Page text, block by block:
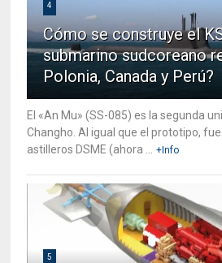
4
Cómo se construye el
submarino sudcoreano
Polonia, Canada y Perú?
El «An Mu» (SS-085) es la segunda
Changho. Al igual que el prototipo,
astilleros DSME (ahora ... +Info
5